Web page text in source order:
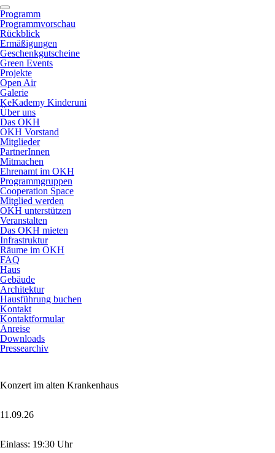
Programm
Programmvorschau
Rückblick
Ermäßigungen
Geschenkgutscheine
Green Events
Projekte
Open Air
Galerie
KeKademy Kinderuni
Über uns
Das OKH
OKH Vorstand
Mitglieder
PartnerInnen
Mitmachen
Ehrenamt im OKH
Programmgruppen
Cooperation Space
Mitglied werden
OKH unterstützen
Veranstalten
Das OKH mieten
Infrastruktur
Räume im OKH
FAQ
Haus
Gebäude
Architektur
Hausführung buchen
Kontakt
Kontaktformular
Anreise
Downloads
Pressearchiv
Konzert im alten Krankenhaus
11.09.26
Einlass: 19:30 Uhr